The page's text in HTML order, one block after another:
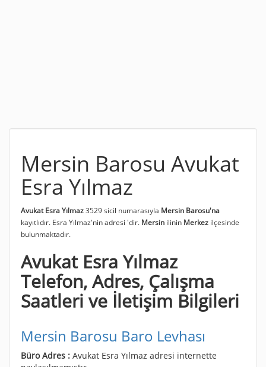
Mersin Barosu Avukat
Esra Yılmaz
Avukat Esra Yılmaz3529 sicil numarasıyla Mersin Barosu'na
kayıtlıdır. Esra Yılmaz'nin adresi 'dir. Mersin ilinin Merkez ilçesinde
bulunmaktadır.
Avukat Esra Yılmaz
Telefon, Adres, Çalışma
Saatleri ve İletişim Bilgileri
Mersin Barosu Baro Levhası
Büro Adres : Avukat Esra Yılmaz adresi internette